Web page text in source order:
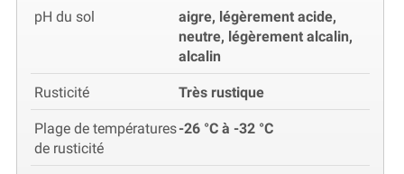
pH du sol
aigre, légèrement acide,
neutre, légèrement alcalin,
alcalin
Rusticité Très rustique
Plage de températures
de rusticité
-26 °C à -32 °C